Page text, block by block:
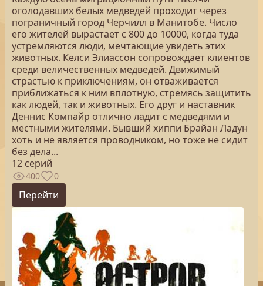
оголодавших белых медведей проходит через
пограничный город Черчилл в Манитобе. Число
его жителей вырастает с 800 до 10000, когда туда
устремляются люди, мечтающие увидеть этих
животных. Келси Элиассон сопровождает клиентов
среди величественных медведей. Движимый
страстью к приключениям, он отваживается
приближаться к ним вплотную, стремясь защитить
как людей, так и животных. Его друг и наставник
Деннис Компайр отлично ладит с медведями и
местными жителями. Бывший хиппи Брайан Ладун
хоть и не является проводником, но тоже не сидит
без дела...
12 серий
400 0
Перейти